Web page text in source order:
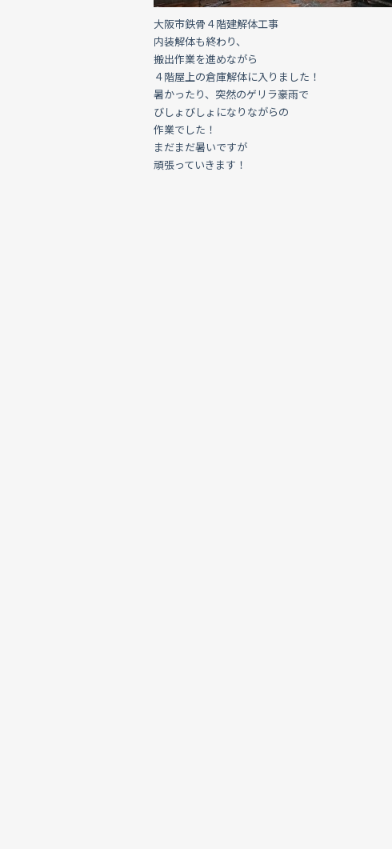
大阪市鉄骨４階建解体工事
内装解体も終わり、
搬出作業を進めながら
４階屋上の倉庫解体に入りました！
暑かったり、突然のゲリラ豪雨で
びしょびしょになりながらの
作業でした！
まだまだ暑いですが
頑張っていきます！